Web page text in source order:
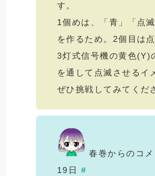
す。
1個めは、「青」「点
を作るため。2個目は
3灯式信号機の黄色(Y)
を通して点滅させるイ
ぜひ挑戦してみてくだ
春巻からのコ
19日 #